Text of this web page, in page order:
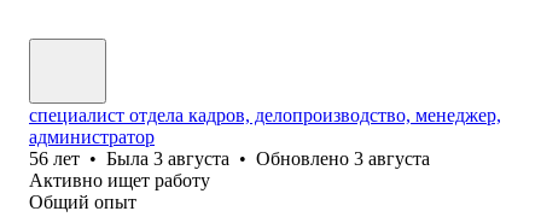
специалист отдела кадров, делопроизводство, менеджер,
администратор
56 лет • Была 3 августа • Обновлено 3 августа
Активно ищет работу
Общий опыт